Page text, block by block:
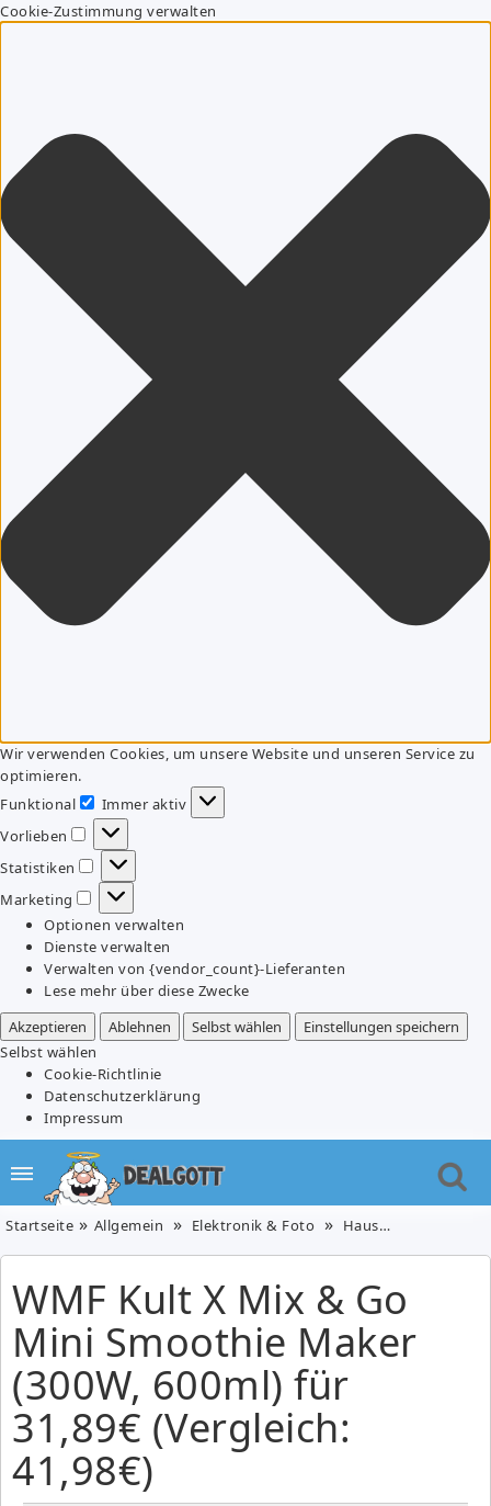
Cookie-Zustimmung verwalten
Wir verwenden Cookies, um unsere Website und unseren Service zu
optimieren.
Funktional
Funktional
Immer aktiv
Vorlieben
Vorlieben
Statistiken
Statistiken
Marketing
Marketing
Optionen verwalten
Dienste verwalten
Verwalten von {vendor_count}-Lieferanten
Lese mehr über diese Zwecke
Akzeptieren
Ablehnen Selbst wählen
Einstellungen speichern
Selbst wählen
Cookie-Richtlinie
Datenschutzerklärung
Impressum
Startseite Allgemein Elektronik & Foto Haushaltsgeräte
WMF Kult X Mix & Go
Mini Smoothie Maker
(300W, 600ml) für
31,89€ (Vergleich:
41,98€)